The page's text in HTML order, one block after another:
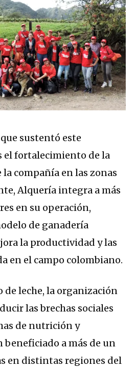
sustentó este
el fortalecimiento de la
la compañía en las zonas
Alquería integra a más
en su operación,
de ganadería
la productividad y las
en el campo colombiano.
de leche, la organización
las brechas sociales
de nutrición y
beneficiado a más de un
en distintas regiones del